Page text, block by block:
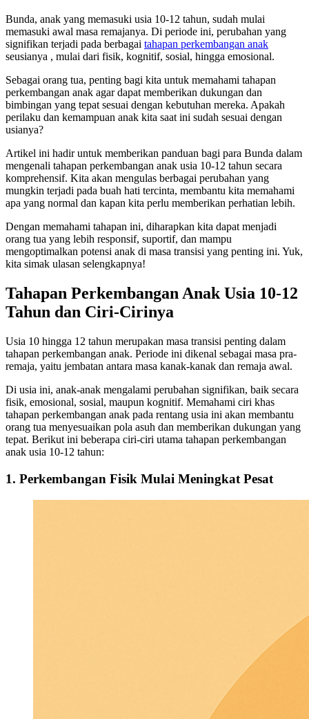
Bunda, anak yang memasuki usia 10-12 tahun, sudah mulai
memasuki awal masa remajanya. Di periode ini, perubahan yang
signifikan terjadi pada berbagai tahapan perkembangan anak
seusianya , mulai dari fisik, kognitif, sosial, hingga emosional.
Sebagai orang tua, penting bagi kita untuk memahami tahapan
perkembangan anak agar dapat memberikan dukungan dan
bimbingan yang tepat sesuai dengan kebutuhan mereka. Apakah
perilaku dan kemampuan anak kita saat ini sudah sesuai dengan
usianya?
Artikel ini hadir untuk memberikan panduan bagi para Bunda dalam
mengenali tahapan perkembangan anak usia 10-12 tahun secara
komprehensif. Kita akan mengulas berbagai perubahan yang
mungkin terjadi pada buah hati tercinta, membantu kita memahami
apa yang normal dan kapan kita perlu memberikan perhatian lebih.
Dengan memahami tahapan ini, diharapkan kita dapat menjadi
orang tua yang lebih responsif, suportif, dan mampu
mengoptimalkan potensi anak di masa transisi yang penting ini. Yuk,
kita simak ulasan selengkapnya!
Tahapan Perkembangan Anak Usia 10-12
Tahun dan Ciri-Cirinya
Usia 10 hingga 12 tahun merupakan masa transisi penting dalam
tahapan perkembangan anak. Periode ini dikenal sebagai masa pra-
remaja, yaitu jembatan antara masa kanak-kanak dan remaja awal.
Di usia ini, anak-anak mengalami perubahan signifikan, baik secara
fisik, emosional, sosial, maupun kognitif. Memahami ciri khas
tahapan perkembangan anak pada rentang usia ini akan membantu
orang tua menyesuaikan pola asuh dan memberikan dukungan yang
tepat. Berikut ini beberapa ciri-ciri utama tahapan perkembangan
anak usia 10-12 tahun:
1. Perkembangan Fisik Mulai Meningkat Pesat